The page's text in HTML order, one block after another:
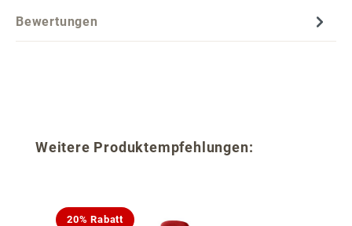
Bewertungen
Produktgalerie überspringen
Weitere Produktempfehlungen:
20% Rabatt